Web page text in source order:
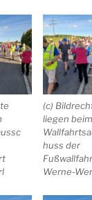
(c)
liegen beim
huss der
Werne-